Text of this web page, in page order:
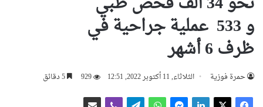
و 533 عملية جراحية في
ظرف 6 أشهر
حمرة فوزية الثلاثاء, 11 أكتوبر 2022, 12:51 929